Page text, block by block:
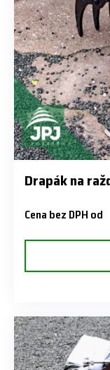
Drapák na
Cena bez DPH od